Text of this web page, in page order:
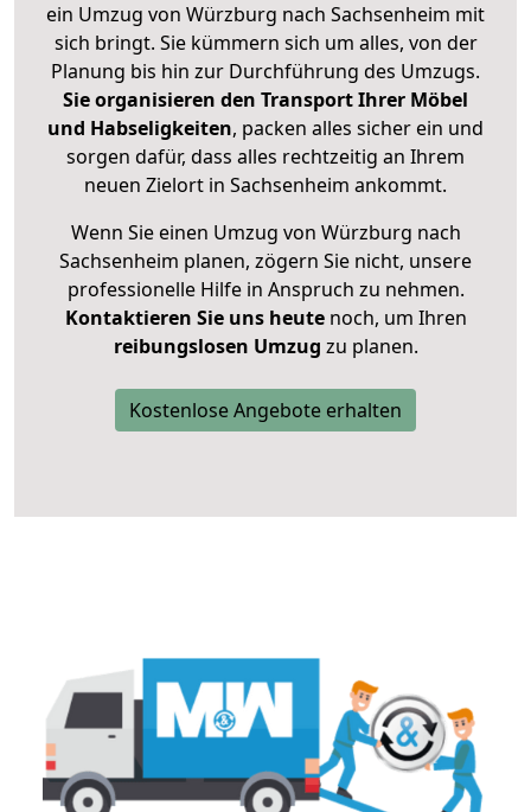
ein Umzug von Würzburg nach Sachsenheim mit
sich bringt. Sie kümmern sich um alles, von der
Planung bis hin zur Durchführung des Umzugs.
Sie organisieren den Transport Ihrer Möbel
und Habseligkeiten, packen alles sicher ein und
sorgen dafür, dass alles rechtzeitig an Ihrem
neuen Zielort in Sachsenheim ankommt.
Wenn Sie einen Umzug von Würzburg nach
Sachsenheim planen, zögern Sie nicht, unsere
professionelle Hilfe in Anspruch zu nehmen.
Kontaktieren Sie uns heutenoch, um Ihren
reibungslosen Umzug zu planen.
Kostenlose Angebote erhalten